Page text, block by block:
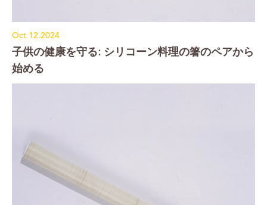
Oct 12.2024
子供の健康を守る: シリコーン料理の箸のペアから
始める